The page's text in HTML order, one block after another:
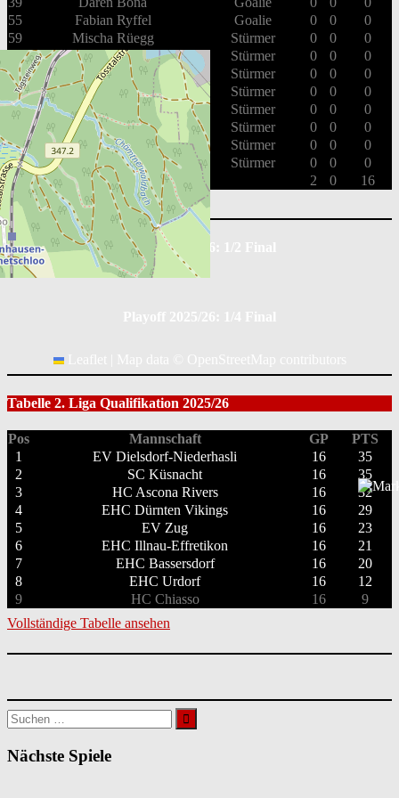
Leaflet
55
Fabian Ryffel Goalie 0 0
0
59
Mischa Rüegg Stürmer 0 0
0
61
Michel De Martin Stürmer 0 0
0
71
Adrian Stoob Stürmer 0 0
0
77
Samuele Imperiali Stürmer 0 0
0
81
Michel Kunz Stürmer 0 0
0
Andy Rüegg Stürmer 0 0
0
87
Tobias Hardmeier Stürmer 0 0
0
88
Fabian Duss Stürmer 0 0
0
Gesamt
2 0 16
Playoff 2025/26: 1/2 Final
Tabelle 2. Liga Qualifikation 2025/26
Pos Mannschaft GP
PTS
1
EV Dielsdorf-Niederhasli 16
35
2
SC Küsnacht 16
35
3
HC Ascona Rivers 16
32
4
EHC Dürnten Vikings 16
29
5
EV Zug 16
23
6
EHC Illnau-Effretikon 16
21
7
EHC Bassersdorf 16
20
8
EHC Urdorf 16
12
9
HC Chiasso 16
9
Vollständige Tabelle ansehen
Suchen
nach:
Nächste Spiele